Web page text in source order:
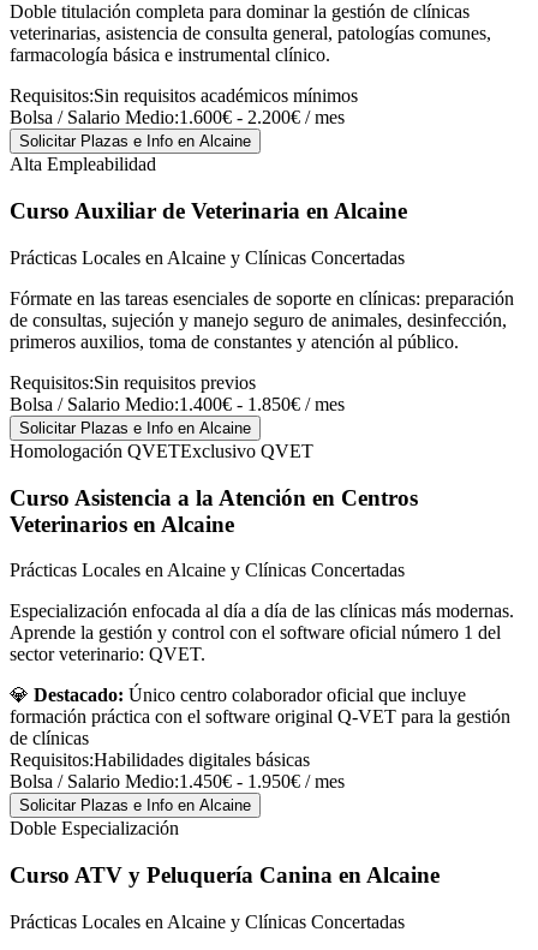
Doble titulación completa para dominar la gestión de clínicas
veterinarias, asistencia de consulta general, patologías comunes,
farmacología básica e instrumental clínico.
Requisitos:Sin requisitos académicos mínimos
Bolsa / Salario Medio:1.600€ - 2.200€ / mes
Solicitar Plazas e Info en Alcaine
Alta Empleabilidad
Curso Auxiliar de Veterinaria en Alcaine
Prácticas Locales en Alcaine y Clínicas Concertadas
Fórmate en las tareas esenciales de soporte en clínicas: preparación
de consultas, sujeción y manejo seguro de animales, desinfección,
primeros auxilios, toma de constantes y atención al público.
Requisitos:Sin requisitos previos
Bolsa / Salario Medio:1.400€ - 1.850€ / mes
Solicitar Plazas e Info en Alcaine
Homologación QVETExclusivo QVET
Curso Asistencia a la Atención en Centros
Veterinarios en Alcaine
Prácticas Locales en Alcaine y Clínicas Concertadas
Especialización enfocada al día a día de las clínicas más modernas.
Aprende la gestión y control con el software oficial número 1 del
sector veterinario: QVET.
💎 Destacado: Único centro colaborador oficial que incluye
formación práctica con el software original Q-VET para la gestión
de clínicas
Requisitos:Habilidades digitales básicas
Bolsa / Salario Medio:1.450€ - 1.950€ / mes
Solicitar Plazas e Info en Alcaine
Doble Especialización
Curso ATV y Peluquería Canina en Alcaine
Prácticas Locales en Alcaine y Clínicas Concertadas